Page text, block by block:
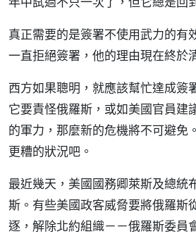
真正需要的是簽署不使用武力的有
一直拒絕簽署，他的理由現在終於
西方如果聰明，就應該幫忙達成簽
它要責怪俄羅斯，或如美國官員建
的軍力，那麼新的危機將不可避免
更糟的狀況吧。
最近幾天，美國國務卿萊斯及總統
斯。有些美國政客威脅要將俄羅斯
逐，解除北約組織－－俄羅斯委員